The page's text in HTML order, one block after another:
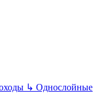
↳ Однослойные